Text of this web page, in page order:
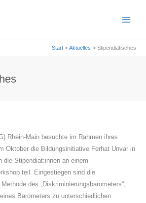
Start Aktuelles Stipendiatisches
Rhein-Main besuchte im Rahmen ihres
Oktober die Bildungsinitiative Ferhat Unvar in
die Stipendiat:innen an einem
teil. Eingestiegen sind die
des „Diskriminierungsbarometers“,
Barometers zu unterschiedlichen